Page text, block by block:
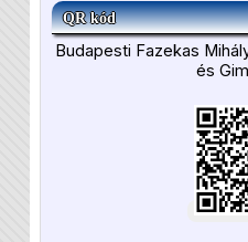
QR kód
Budapesti Fazekas
és